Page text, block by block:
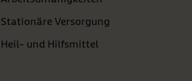
Stationäre Versorgung
Heil- und Hilfsmittel